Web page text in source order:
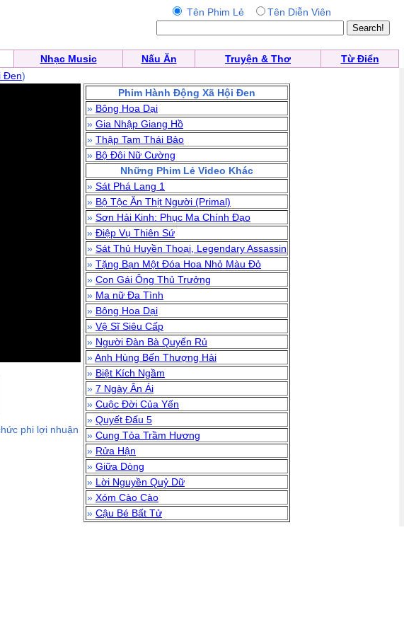
Tên Phim Lẻ Tên Diễn Viên
Nhạc Music Nấu Ăn Truyện & Thơ Từ Điển
Đen)
phi lợi nhuận
Phim Hành Động Xã Hội Đen
» Bông Hoa Dại
» Gia Nhập Giang Hồ
» Thập Tam Thái Bảo
» Bộ Đôi Nữ Cường
Những Phim Lẻ Video Khác
» Sát Phá Lang 1
» Bộ Tộc Ăn Thịt Người (Primal)
» Sơn Hải Kinh: Phục Ma Chính Đạo
» Điệp Vụ Thiên Sứ
» Sát Thủ Huyền Thoại, Legendary Assassin
» Tặng Bạn Một Đóa Hoa Nhỏ Màu Đỏ
» Con Gái Ông Thủ Trưởng
» Ma nữ Đa Tình
» Bông Hoa Dại
» Vệ Sĩ Siêu Cấp
» Người Đàn Bà Quyến Rủ
»Anh Hùng Bến Thượng Hải
» Biệt Kích Ngầm
» 7 Ngày Ân Ái
» Cuộc Đời Của Yến
» Quyết Đấu 5
» Cung Tỏa Trầm Hương
» Rửa Hận
» Giữa Dòng
» Lời Nguyền Quỷ Dữ
» Xóm Cào Cào
» Cậu Bé Bất Tử